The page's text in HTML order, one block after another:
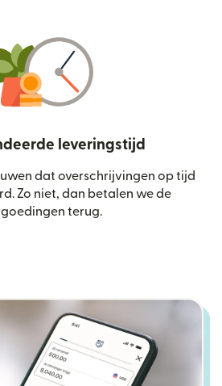
leveringstijd
dat overschrijvingen op tijd
Zo niet, dan betalen we de
terug.